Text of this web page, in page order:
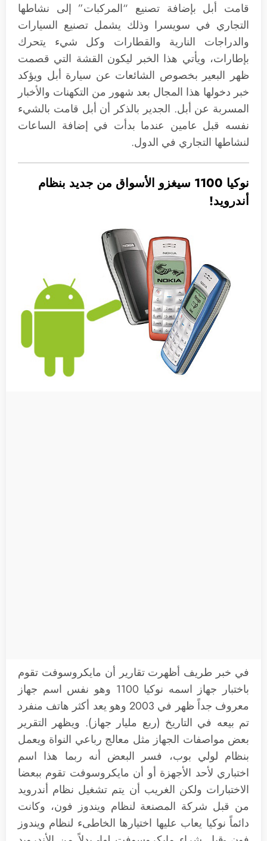
قامت أبل بإضافة تصنيع “المركبات” إلى نشاطها
التجاري في سويسرا وذلك يشمل تصنيع السيارات
والدراجات النارية والقطارات وكل شيء يتحرك
بإطارات، ويأتي هذا الخبر ليكون القشة التي قصمت
ظهر البعير بخصوص الشائعات عن سيارة أبل ويؤكد
خبر دخولها هذا المجال بعد شهور من التكهنات والأخبار
المسربة عن أبل. الجدير بالذكر أن أبل قامت بالشيء
نفسه قبل عامين عندما بدأت في إضافة الساعات
لنشاطها التجاري في الدول.
نوكيا 1100 سيغزو الأسواق من جديد بنظام
أندرويد!
في خبر طريف أظهرت تقارير أن مايكروسوفت تقوم
باختبار جهاز اسمه نوكيا 1100 وهو نفس اسم جهاز
معروف جداً ظهر في 2003 وهو يعد أكثر هاتف منفرد
تم بيعه في التاريخ (ربع مليار جهاز). ويظهر التقرير
بعض مواصفات الجهاز مثل معالج رباعي النواة ويعمل
بنظام لولي بوب، فسر البعض أنه ربما هذا اسم
اختباري لأحد الأجهزة أو أن مايكروسوفت تقوم ببعضا
الاختبارات ولكن الغريب أن يتم تشغيل نظام أندرويد
من قبل شركة المصنعة لنظام ويندوز فون، وكانت
دائماً نوكيا يعاب عليها اختيارها الخاطىء لنظام ويندوز